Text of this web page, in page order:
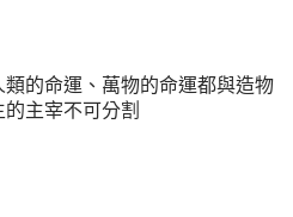
類的命運、萬物的命運都與造物
的主宰不可分割